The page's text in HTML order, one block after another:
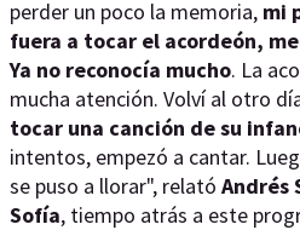
perder un poco la memoria, mi
fuera a tocar el acordeón,
Ya no reconocía mucho. La
mucha atención. Volví al otro
tocar una canción de su
intentos, empezó a cantar.
se puso a llorar", relató Andrés
Sofía, tiempo atrás a este